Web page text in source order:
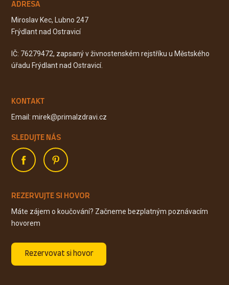
ADRESA
Miroslav Kec, Lubno 247
Frýdlant nad Ostravicí
IČ: 76279472, zapsaný v živnostenském rejstříku u Městského
úřadu Frýdlant nad Ostravicí.
KONTAKT
Email: mirek@primalzdravi.cz
SLEDUJTE NÁS
REZERVUJTE SI HOVOR
Máte zájem o koučování? Začneme bezplatným poznávacím
hovorem
Rezervovat si hovor